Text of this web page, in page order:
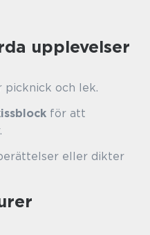
upplevelser
picknick och lek.
för att
eller dikter